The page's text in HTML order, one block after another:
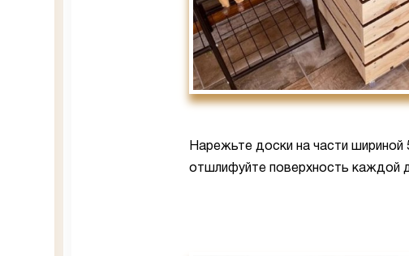
Нарежьте доски на части
отшлифуйте поверхность каждой